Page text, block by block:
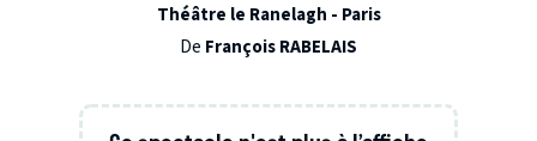
Théâtre le Ranelagh - Paris
De François RABELAIS